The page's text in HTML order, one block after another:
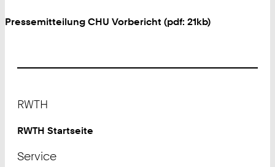
Pressemitteilung CHU Vorbericht (pdf: 21kb)
RWTH
RWTH Startseite
Service